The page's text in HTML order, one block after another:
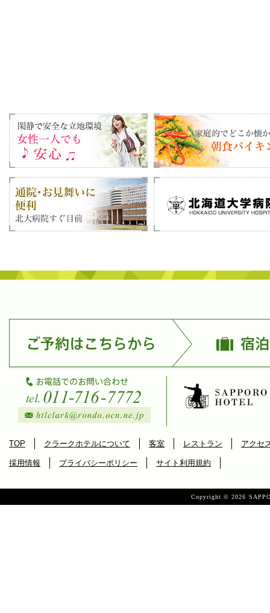
TOP クラークホテルについて 客室 レストラン アクセ
採用情報 プライバシーポリシー サイト利用規約
Copyright ©2026